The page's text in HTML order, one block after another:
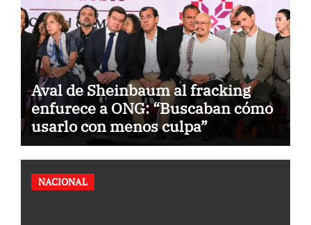
Aval de Sheinbaum al fracking
enfurece a ONG: “Buscaban cómo
usarlo con menos culpa”
NACIONAL